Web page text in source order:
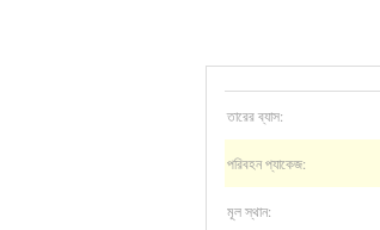
তারের ব্যাস:
পরিবহন প্যাকেজ:
মূল স্থান: